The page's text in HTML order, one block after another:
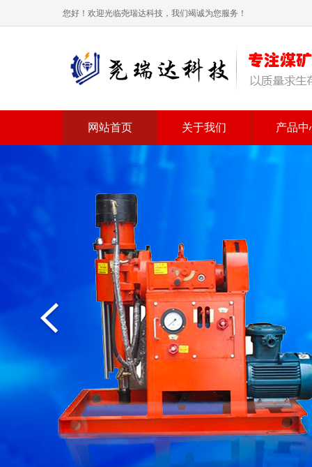
您好！欢迎光临尧瑞达科技，我们竭诚为您服务！
网站首页 关于我们 产品中